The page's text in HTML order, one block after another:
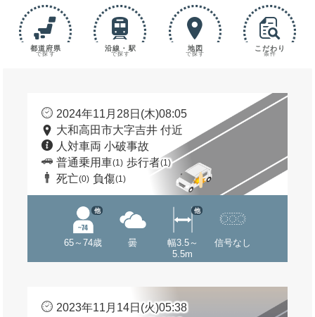
都道府県
で探す
沿線・駅
で探す
地図
で探す
こだわり
条件
2024年11月28日(木)08:05
大和高田市大字吉井 付近
人対車両 小破事故
普通乗用車(1) 歩行者(1)
死亡(0) 負傷(1)
65～74歳
他
曇
幅3.5～
5.5m
他
信号なし
2023年11月14日(火)05:38